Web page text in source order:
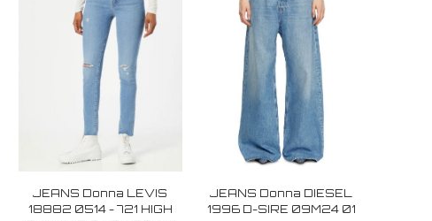
JEANS Donna LEVIS
18882 0514 - 721 HIGH
JEANS Donna DIESEL
1996 D-SIRE 09M24 01